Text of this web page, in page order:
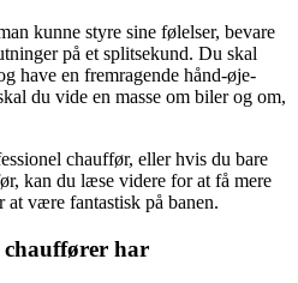
kunne styre sine følelser, bevare
på et splitsekund. Du skal
have en fremragende hånd-øje-
du vide en masse om biler og om,
chauffør, eller hvis du bare
kan du læse videre for at få mere
være fantastisk på banen.
chauffører har